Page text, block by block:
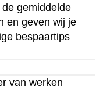
gemiddelde
en geven wij je
bespaartips
van werken